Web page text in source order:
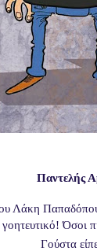
Παντελής
Λάκη
Όσοι
Γούστα